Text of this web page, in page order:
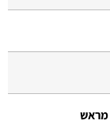
מראש